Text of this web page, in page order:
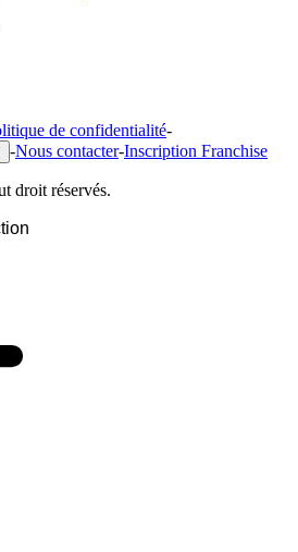
de confidentialité-
-Nous contacter-Inscription Franchise
droit réservés.